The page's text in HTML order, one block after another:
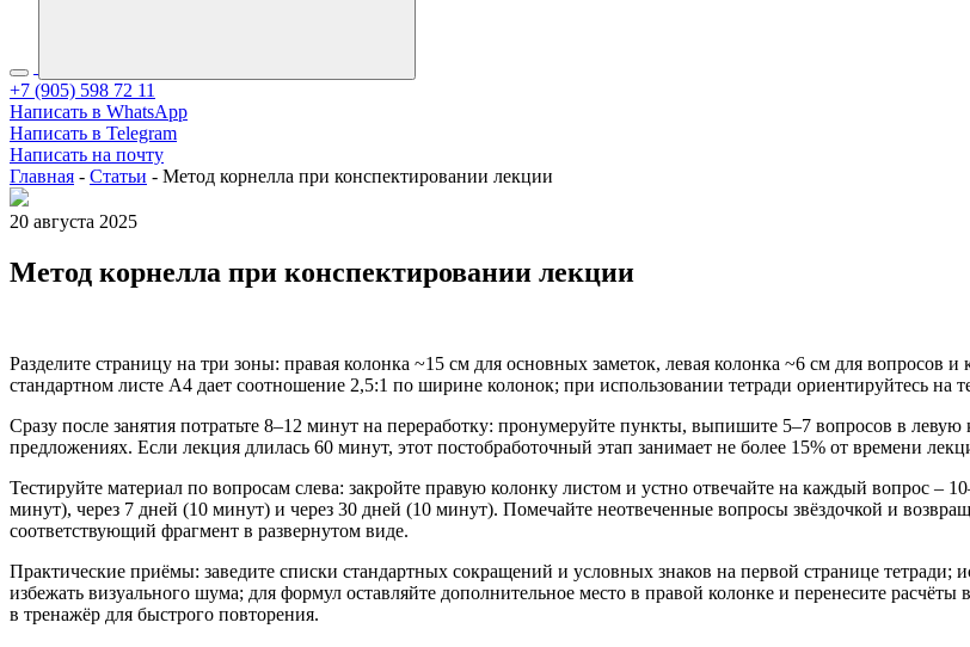
+7 (905) 598 72 11
Написать в WhatsApp
Написать в Telegram
Написать на почту
Главная - Статьи - Метод корнелла при конспектировании лекции
20 августа 2025
Метод корнелла при конспектировании лекции
Разделите страницу на три зоны: правая колонка ~15 см для основных заметок, левая колонка ~6 см для
стандартном листе A4 дает соотношение 2,5:1 по ширине колонок; при использовании тетради ориентируйтесь на
Сразу после занятия потратьте 8–12 минут на переработку: пронумеруйте пункты, выпишите 5–7 вопросов в
предложениях. Если лекция длилась 60 минут, этот постобработочный этап занимает не более 15% от времени
Тестируйте материал по вопросам слева: закройте правую колонку листом и устно отвечайте на каждый вопрос –
минут), через 7 дней (10 минут) и через 30 дней (10 минут). Помечайте неотвеченные вопросы звёздочкой и
соответствующий фрагмент в развернутом виде.
Практические приёмы: заведите списки стандартных сокращений и условных знаков на первой странице тетради;
избежать визуального шума; для формул оставляйте дополнительное место в правой колонке и перенесите
в тренажёр для быстрого повторения.